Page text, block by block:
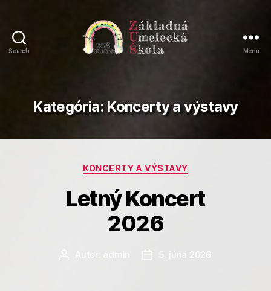
Search
Krupina
Menu
Kategória: Koncerty a výstavy
Kategórie
KONCERTY A VÝSTAVY
Letný Koncert
2026
Dátum5. júna 2026